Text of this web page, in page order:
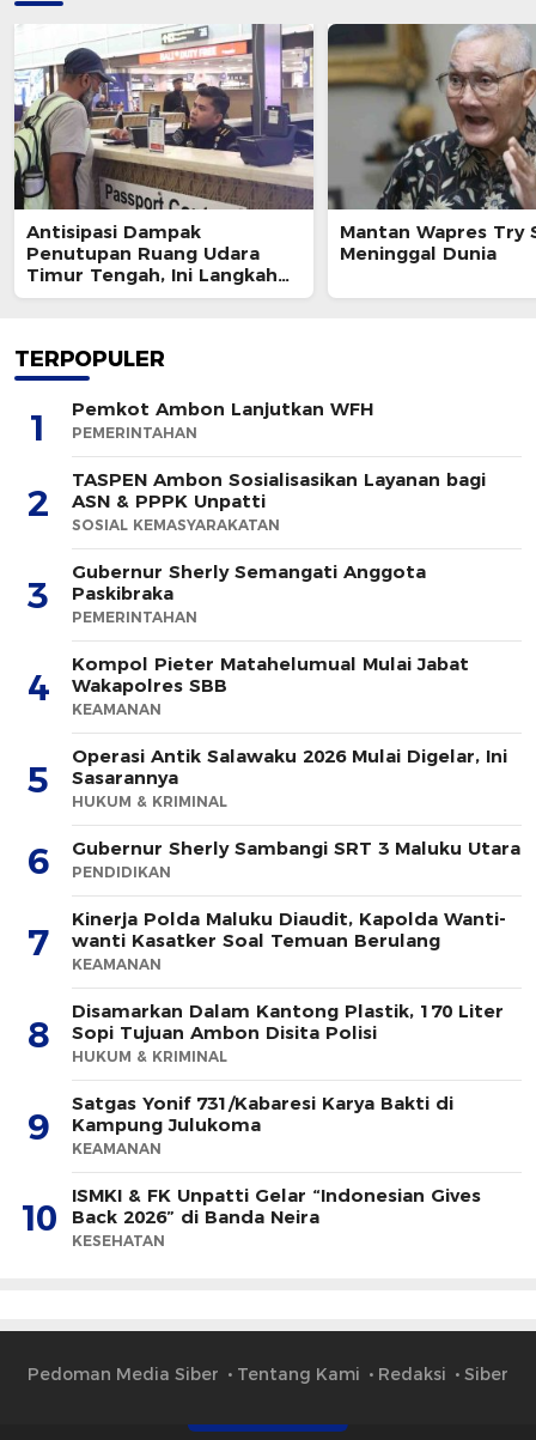
Antisipasi Dampak
Penutupan Ruang Udara
Timur Tengah, Ini Langkah
Ditjen Imigrasi
Mantan Wapres Try
Meninggal Dunia
TERPOPULER
1 Pemkot Ambon Lanjutkan WFH
PEMERINTAHAN
2
TASPEN Ambon Sosialisasikan Layanan bagi
ASN & PPPK Unpatti
SOSIAL KEMASYARAKATAN
3
Gubernur Sherly Semangati Anggota
Paskibraka
PEMERINTAHAN
4
Kompol Pieter Matahelumual Mulai Jabat
Wakapolres SBB
KEAMANAN
5
Operasi Antik Salawaku 2026 Mulai Digelar, Ini
Sasarannya
HUKUM & KRIMINAL
6 Gubernur Sherly Sambangi SRT 3 Maluku Utara
PENDIDIKAN
7
Kinerja Polda Maluku Diaudit, Kapolda Wanti-
wanti Kasatker Soal Temuan Berulang
KEAMANAN
8
Disamarkan Dalam Kantong Plastik, 170 Liter
Sopi Tujuan Ambon Disita Polisi
HUKUM & KRIMINAL
9
Satgas Yonif 731/Kabaresi Karya Bakti di
Kampung Julukoma
KEAMANAN
10
ISMKI & FK Unpatti Gelar “Indonesian Gives
Back 2026” di Banda Neira
KESEHATAN
Pedoman Media Siber Tentang Kami Redaksi Siber